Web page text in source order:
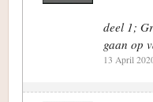
deel 1;
gaan op
13 April